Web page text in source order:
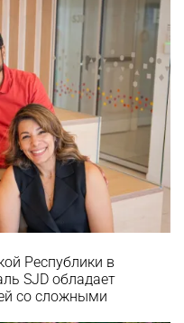
Республики в
SJD обладает
со сложными